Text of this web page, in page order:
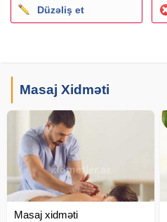
Düzəliş et
Masaj Xidməti
Masaj xidməti